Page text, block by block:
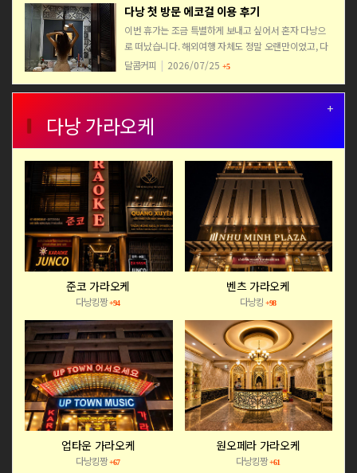
은 …
다낭 첫 방문 에코걸 이용 후기
이번 휴가는 조금 특별하게 보내고 싶어서 혼자 다낭으
로 떠났습니다. 해외여행 자체도 정말 오랜만이었고, 다
낭은 이번이 처음이라 솔직히 기대도 많았지만 한편으
운 건…
달콤커피 | 2026/07/25 +5
+
다낭 가라오케
준코 가라오케
다낭킹짱+94
벤츠 가라오케
다낭킹 +98
업타운 가라오케
다낭킹짱+67
원오페라 가라오케
다낭킹짱+61